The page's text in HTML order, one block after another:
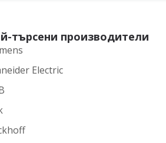
търсени производители
Electric